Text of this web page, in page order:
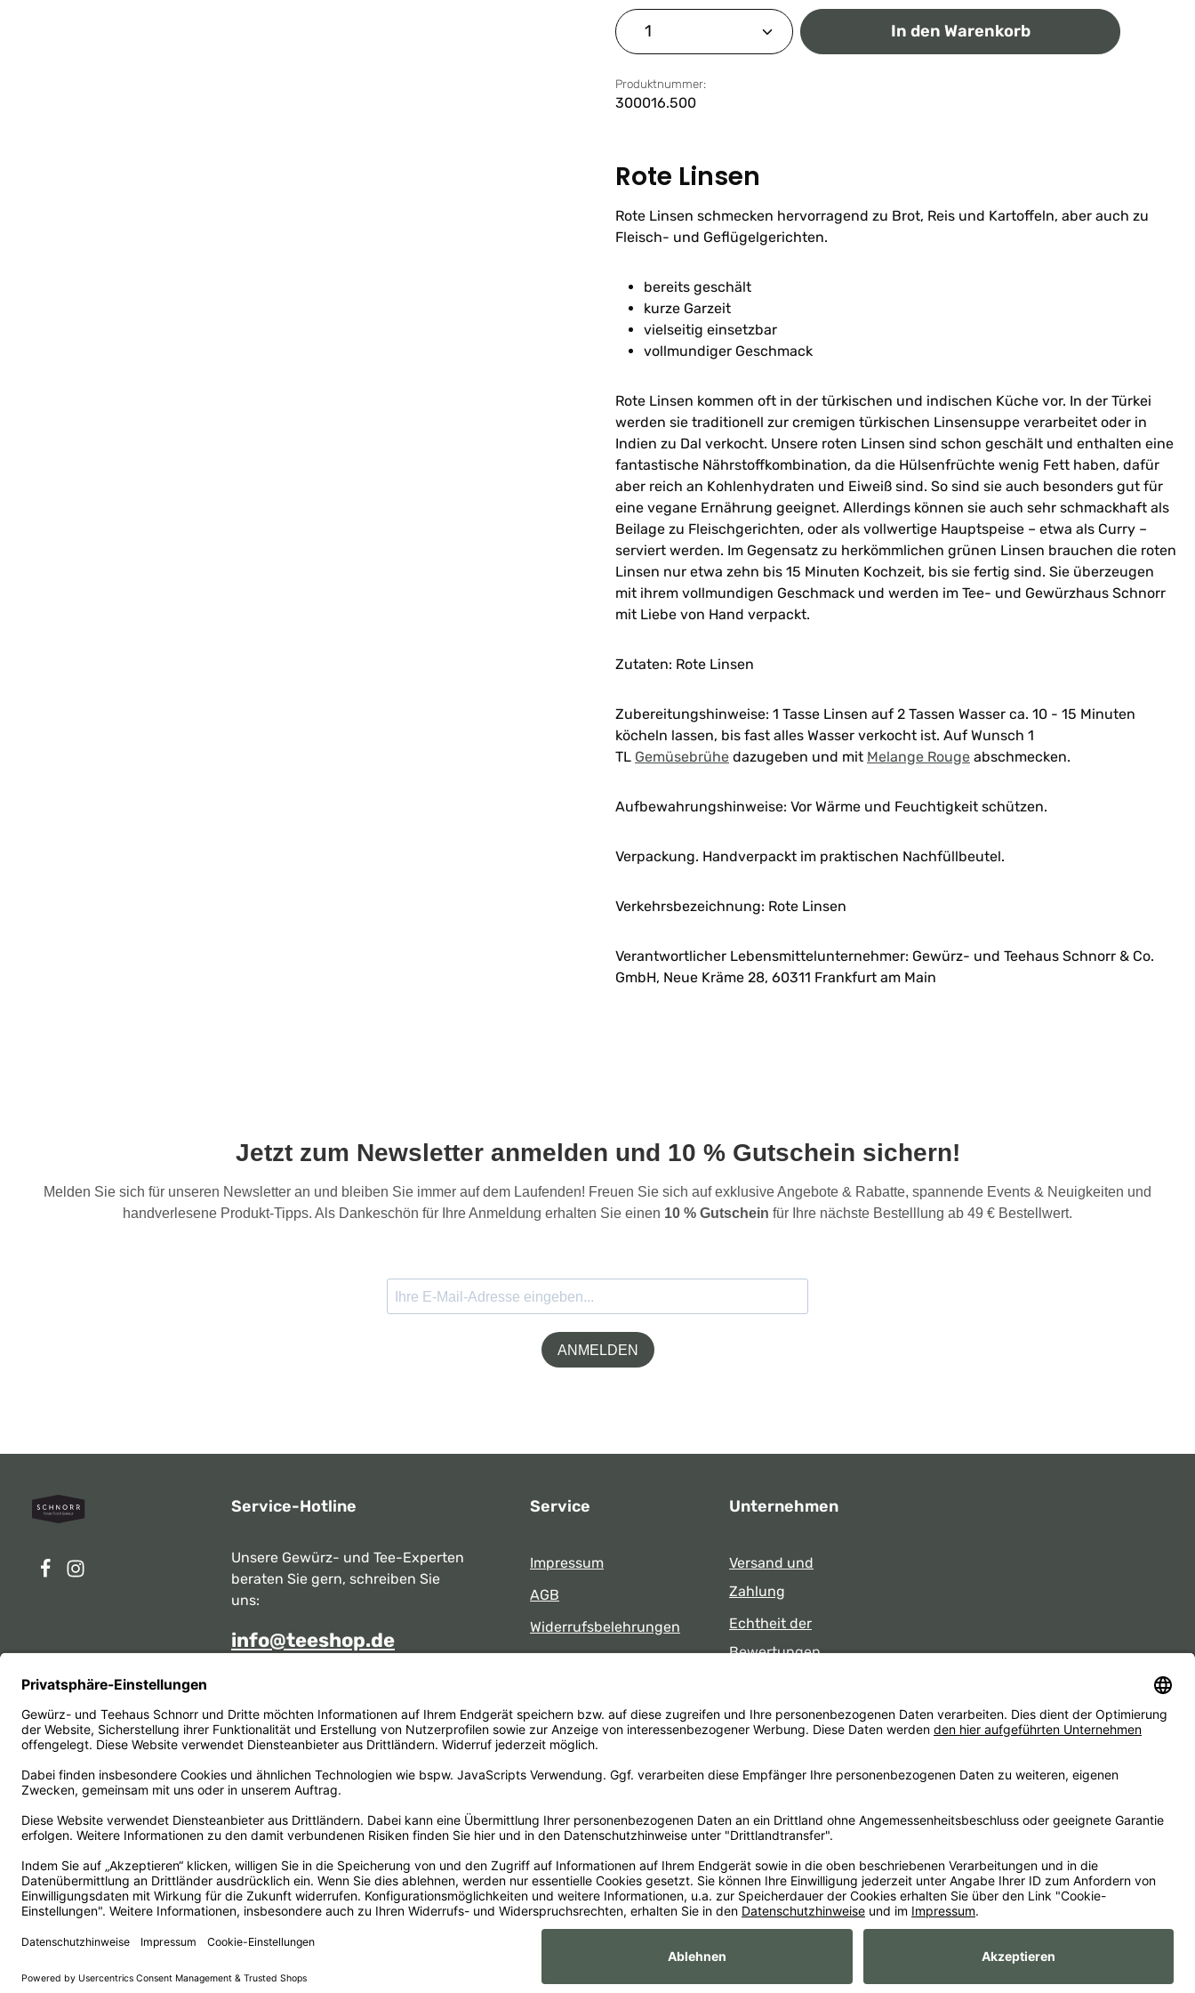
Produkt Anzahl: Gib den gewünschten Wert ein oder
In den Warenkorb
Produktnummer:
300016.500
Rote Linsen
Rote Linsen schmecken hervorragend zu Brot, Reis und Kartoffeln, aber auch zu
Fleisch- und Geflügelgerichten.
bereits geschält
kurze Garzeit
vielseitig einsetzbar
vollmundiger Geschmack
Rote Linsen kommen oft in der türkischen und indischen Küche vor. In der Türkei
werden sie traditionell zur cremigen türkischen Linsensuppe verarbeitet oder in
Indien zu Dal verkocht. Unsere roten Linsen sind schon geschält und enthalten eine
fantastische Nährstoffkombination, da die Hülsenfrüchte wenig Fett haben, dafür
aber reich an Kohlenhydraten und Eiweiß sind. So sind sie auch besonders gut für
eine vegane Ernährung geeignet. Allerdings können sie auch sehr schmackhaft als
Beilage zu Fleischgerichten, oder als vollwertige Hauptspeise – etwa als Curry –
serviert werden. Im Gegensatz zu herkömmlichen grünen Linsen brauchen die roten
Linsen nur etwa zehn bis 15 Minuten Kochzeit, bis sie fertig sind. Sie überzeugen
mit ihrem vollmundigen Geschmack und werden im Tee- und Gewürzhaus Schnorr
mit Liebe von Hand verpackt.
Zutaten: Rote Linsen
Zubereitungshinweise: 1 Tasse Linsen auf 2 Tassen Wasser ca. 10 - 15 Minuten
köcheln lassen, bis fast alles Wasser verkocht ist. Auf Wunsch 1
TL Gemüsebrühe dazugeben und mit Melange Rouge abschmecken.
Aufbewahrungshinweise: Vor Wärme und Feuchtigkeit schützen.
Verpackung. Handverpackt im praktischen Nachfüllbeutel.
Verkehrsbezeichnung: Rote Linsen
Verantwortlicher Lebensmittelunternehmer: Gewürz- und Teehaus Schnorr & Co.
GmbH, Neue Kräme 28, 60311 Frankfurt am Main
Jetzt zum Newsletter anmelden und 10 % Gutschein sichern!
Melden Sie sich für unseren Newsletter an und bleiben Sie immer auf dem Laufenden! Freuen Sie sich auf exklusive Angebote & Rabatte, spannende Events & Neuigkeiten und
handverlesene Produkt-Tipps. Als Dankeschön für Ihre Anmeldung erhalten Sie einen 10 % Gutschein für Ihre nächste Bestelllung ab 49 € Bestellwert.
ANMELDEN
Service-Hotline
Unsere Gewürz- und Tee-Experten
beraten Sie gern, schreiben Sie
uns:
info@teeshop.de
Mo - Sa zwischen 10:00 - 17:00 Uhr
unter:
Vertrag widerrufen
Service
Impressum
AGB
Widerrufsbelehrungen
Datenschutz
Unternehmen
Versand und
Zahlung
Echtheit der
Bewertungen
Laden
© 1956 - 2026 Gewürz- und Teehaus Schnorr - with ImpressumAGB WiderrufsbelehrungenDatenschutzBarrierefreiheit